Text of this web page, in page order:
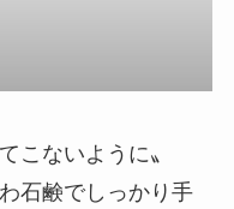
こないように〟
石鹸でしっかり手